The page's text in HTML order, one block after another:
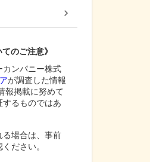
のご注意》
カンパニー株式
が調査した情報
報掲載に努めて
するものではあ
る場合は、事前
ださい。